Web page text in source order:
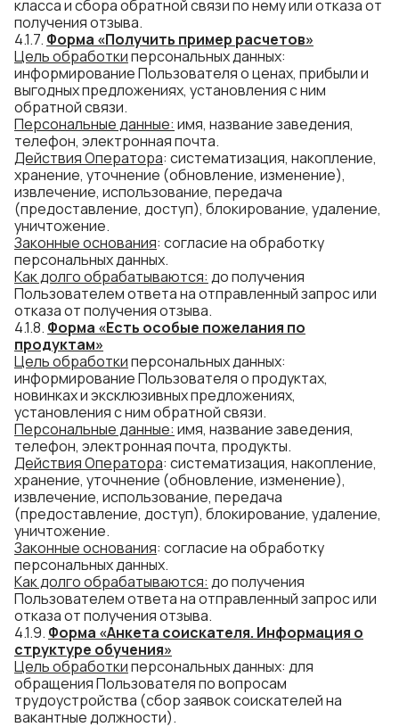
класса и сбора обратной связи по нему или отказа от
получения отзыва.
4.1.7. Форма «Получить пример расчетов»
Цель обработкиперсональных данных:
информирование Пользователя о ценах, прибыли и
выгодных предложениях, установления с ним
обратной связи.
Персональные данные: имя, название заведения,
телефон, электронная почта.
Действия Оператора: систематизация, накопление,
хранение, уточнение (обновление, изменение),
извлечение, использование, передача
(предоставление, доступ), блокирование, удаление,
уничтожение.
Законные основания: согласие на обработку
персональных данных.
Как долгообрабатываются: до получения
Пользователем ответа на отправленный запрос или
отказа от получения отзыва.
4.1.8. Форма «Есть особые пожелания по
продуктам»
Цель обработкиперсональных данных:
информирование Пользователя о продуктах,
новинках и эксклюзивных предложениях,
установления с ним обратной связи.
Персональные данные: имя, название заведения,
телефон, электронная почта, продукты.
Действия Оператора: систематизация, накопление,
хранение, уточнение (обновление, изменение),
извлечение, использование, передача
(предоставление, доступ), блокирование, удаление,
уничтожение.
Законные основания: согласие на обработку
персональных данных.
Как долгообрабатываются: до получения
Пользователем ответа на отправленный запрос или
отказа от получения отзыва.
4.1.9. Форма «Анкета соискателя. Информация о
структуре обучения»
Цель обработкиперсональных данных: для
обращения Пользователя по вопросам
трудоустройства (сбор заявок соискателей на
вакантные должности).